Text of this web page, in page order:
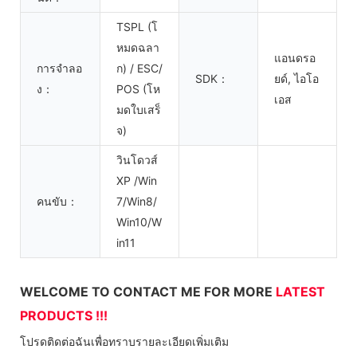
การจำลอ
ง：
TSPL (โ
หมดฉลา
ก) / ESC/
POS (โห
มดใบเสร็
จ)
SDK：
แอนดรอ
ยด์, ไอโอ
เอส
คนขับ：
วินโดวส์
XP /Win
7/Win8/
Win10/W
in11
WELCOME TO CONTACT ME FOR MORE LATEST
PRODUCTS !!!
โปรดติดต่อฉันเพื่อทราบรายละเอียดเพิ่มเติม